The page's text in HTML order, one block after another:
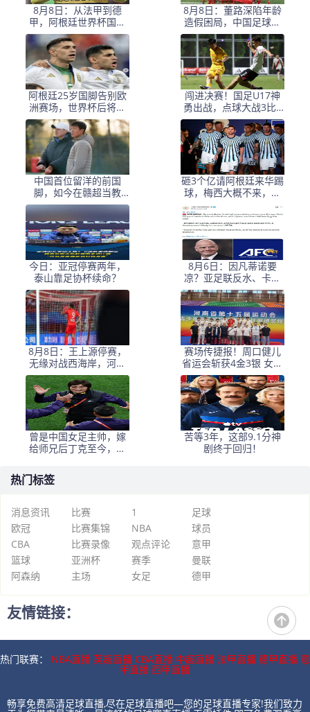
8月8日：从法甲到德
甲，阿根廷世界杯国脚
梅迪纳2500万欧转会勒
沃库森
8月8日：董路深陷年龄
造假困局，中国足球小
将信任危机何解？
阿根廷25岁国脚告别欧
洲赛场，世界杯后将重
返阿超！
闯进决赛！国足U17神
勇出战，点球大战3比1
淘汰河床，豪取四战不
败！
中国首位留洋的前国
脚，如今在赣超当教
练，1.9米儿子也选足球
砸3个亿请阿根廷来华踢
球，梅西大概不来，却
要国足上去当陪练？
今日：亚冠停赛两年，
泰山靠足协杯续命？
8月6日：因凡蒂诺要
凉？亚足联反水、卡塔
尔挺他，世界杯权力游
戏比决赛点球还刺激！
8月8日：王上源停赛，
无缘对战西海岸，河南
中场失核，郑智率队剑
指亚冠！
赛场传捷报！周口健儿
省运会斩获4金3银 女足
（甲组）创历史摘银
曾是中国女足主帅，嫁
给师兄后丁克至今，如
苦等3年，这部9.1分神
剧终于回归！
热门标签
消息资讯 比赛 1
足球
欧冠
比赛集锦 NBA
球员
CBA
比赛录像 观点评论
意甲
篮球
亚洲杯 赛季
曼联
阿森纳
主场 女足 德甲
友情链接：
热门联赛： NBA直播 英超直播 CBA直播 中超直播 法甲直播 德甲直播 意
甲直播 西甲直播
畅享免费高清足球直播,尽在足球直播吧—您的足球直播专家!我们致力